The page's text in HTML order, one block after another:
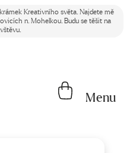
Kreativního světa. Najdete mě
n. Mohelkou. Budu se těšit na
Menu